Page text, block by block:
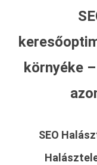
környéke
SEO